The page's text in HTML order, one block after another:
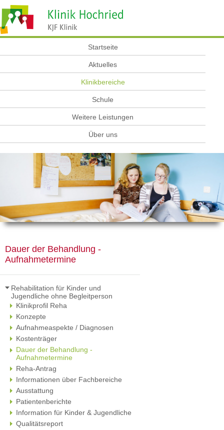
Startseite
Aktuelles
Klinikbereiche
Schule
Weitere Leistungen
Über uns
Dauer der Behandlung -
Aufnahmetermine
Rehabilitation für Kinder und
Jugendliche ohne Begleitperson
Klinikprofil Reha
Konzepte
Aufnahmeaspekte / Diagnosen
Kostenträger
Dauer der Behandlung -
Aufnahmetermine
Reha-Antrag
Informationen über Fachbereiche
Ausstattung
Patientenberichte
Information für Kinder & Jugendliche
Qualitätsreport